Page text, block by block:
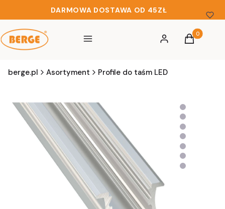
DARMOWA DOSTAWA OD 45ZŁ
Menu Zaloguj sięProdukty
Koszyk
berge.pl Asortyment Profile do taśm LED